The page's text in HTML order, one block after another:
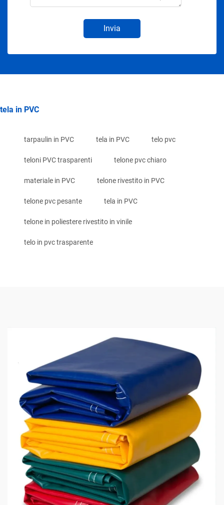
Invia
tela in PVC
tarpaulin in PVC tela in PVC telo pvc
teloni PVC trasparenti telone pvc chiaro
materiale in PVC telone rivestito in PVC
telone pvc pesante tela in PVC
telone in poliestere rivestito in vinile
telo in pvc trasparente